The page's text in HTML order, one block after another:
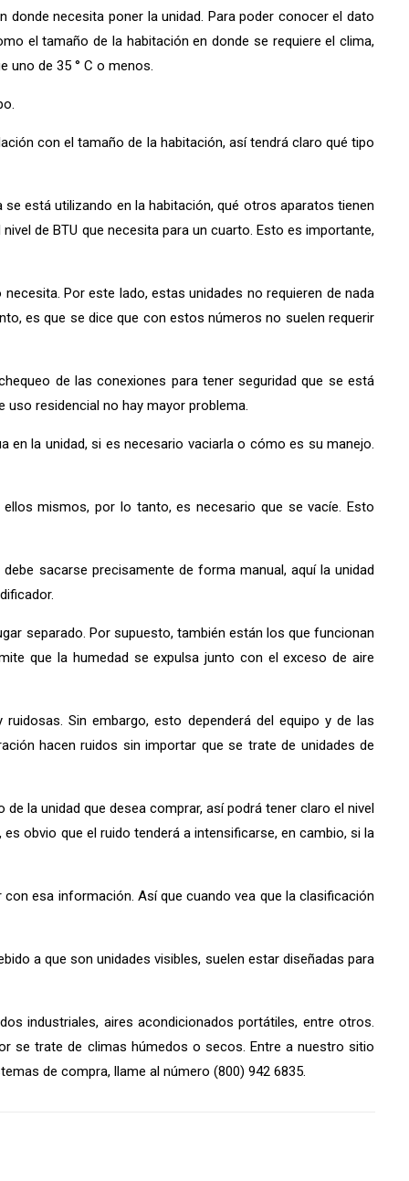
necesita poner la unidad. Para poder conocer el dato
el tamaño de la habitación en donde se requiere el clima,
uno de 35 ° C o menos.
con el tamaño de la habitación, así tendrá claro qué tipo
está utilizando en la habitación, qué otros aparatos tienen
de BTU que necesita para un cuarto. Esto es importante,
Por este lado, estas unidades no requieren de nada
es que se dice que con estos números no suelen requerir
de las conexiones para tener seguridad que se está
uso residencial no hay mayor problema.
la unidad, si es necesario vaciarla o cómo es su manejo.
mismos, por lo tanto, es necesario que se vacíe. Esto
sacarse precisamente de forma manual, aquí la unidad
separado. Por supuesto, también están los que funcionan
que la humedad se expulsa junto con el exceso de aire
Sin embargo, esto dependerá del equipo y de las
hacen ruidos sin importar que se trate de unidades de
la unidad que desea comprar, así podrá tener claro el nivel
obvio que el ruido tenderá a intensificarse, en cambio, si la
con esa información. Así que cuando vea que la clasificación
a que son unidades visibles, suelen estar diseñadas para
industriales, aires acondicionados portátiles, entre otros.
se trate de climas húmedos o secos. Entre a nuestro sitio
de compra, llame al número (800) 942 6835.